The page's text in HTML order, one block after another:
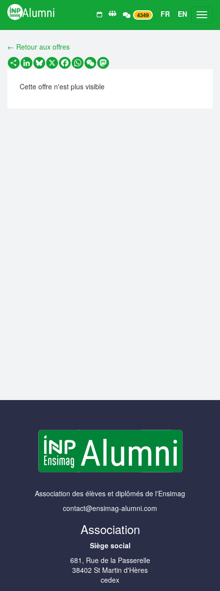
4349 FR EN
← Retour aux offres
PartagerLinkedIn
Bluesky
X Facebook
WhatsApp
WeChatMastodon
Cette offre n'est plus visible
Association des élèves et diplômés de l'Ensimag
contact@ensimag-alumni.com
Association
Siège social
681, Rue de la Passerelle
38402 St Martin d'Hères
cedex